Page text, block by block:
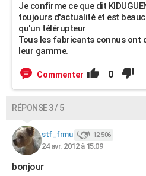
Je confirme ce que dit
toujours d'actualité et est
qu'un télérupteur
Tous les fabricants connus ont
leur gamme.
Commenter 0
RÉPONSE 3 / 5
stf_frmu 12 506
24 avr. 2012 à 15:09
bonjour